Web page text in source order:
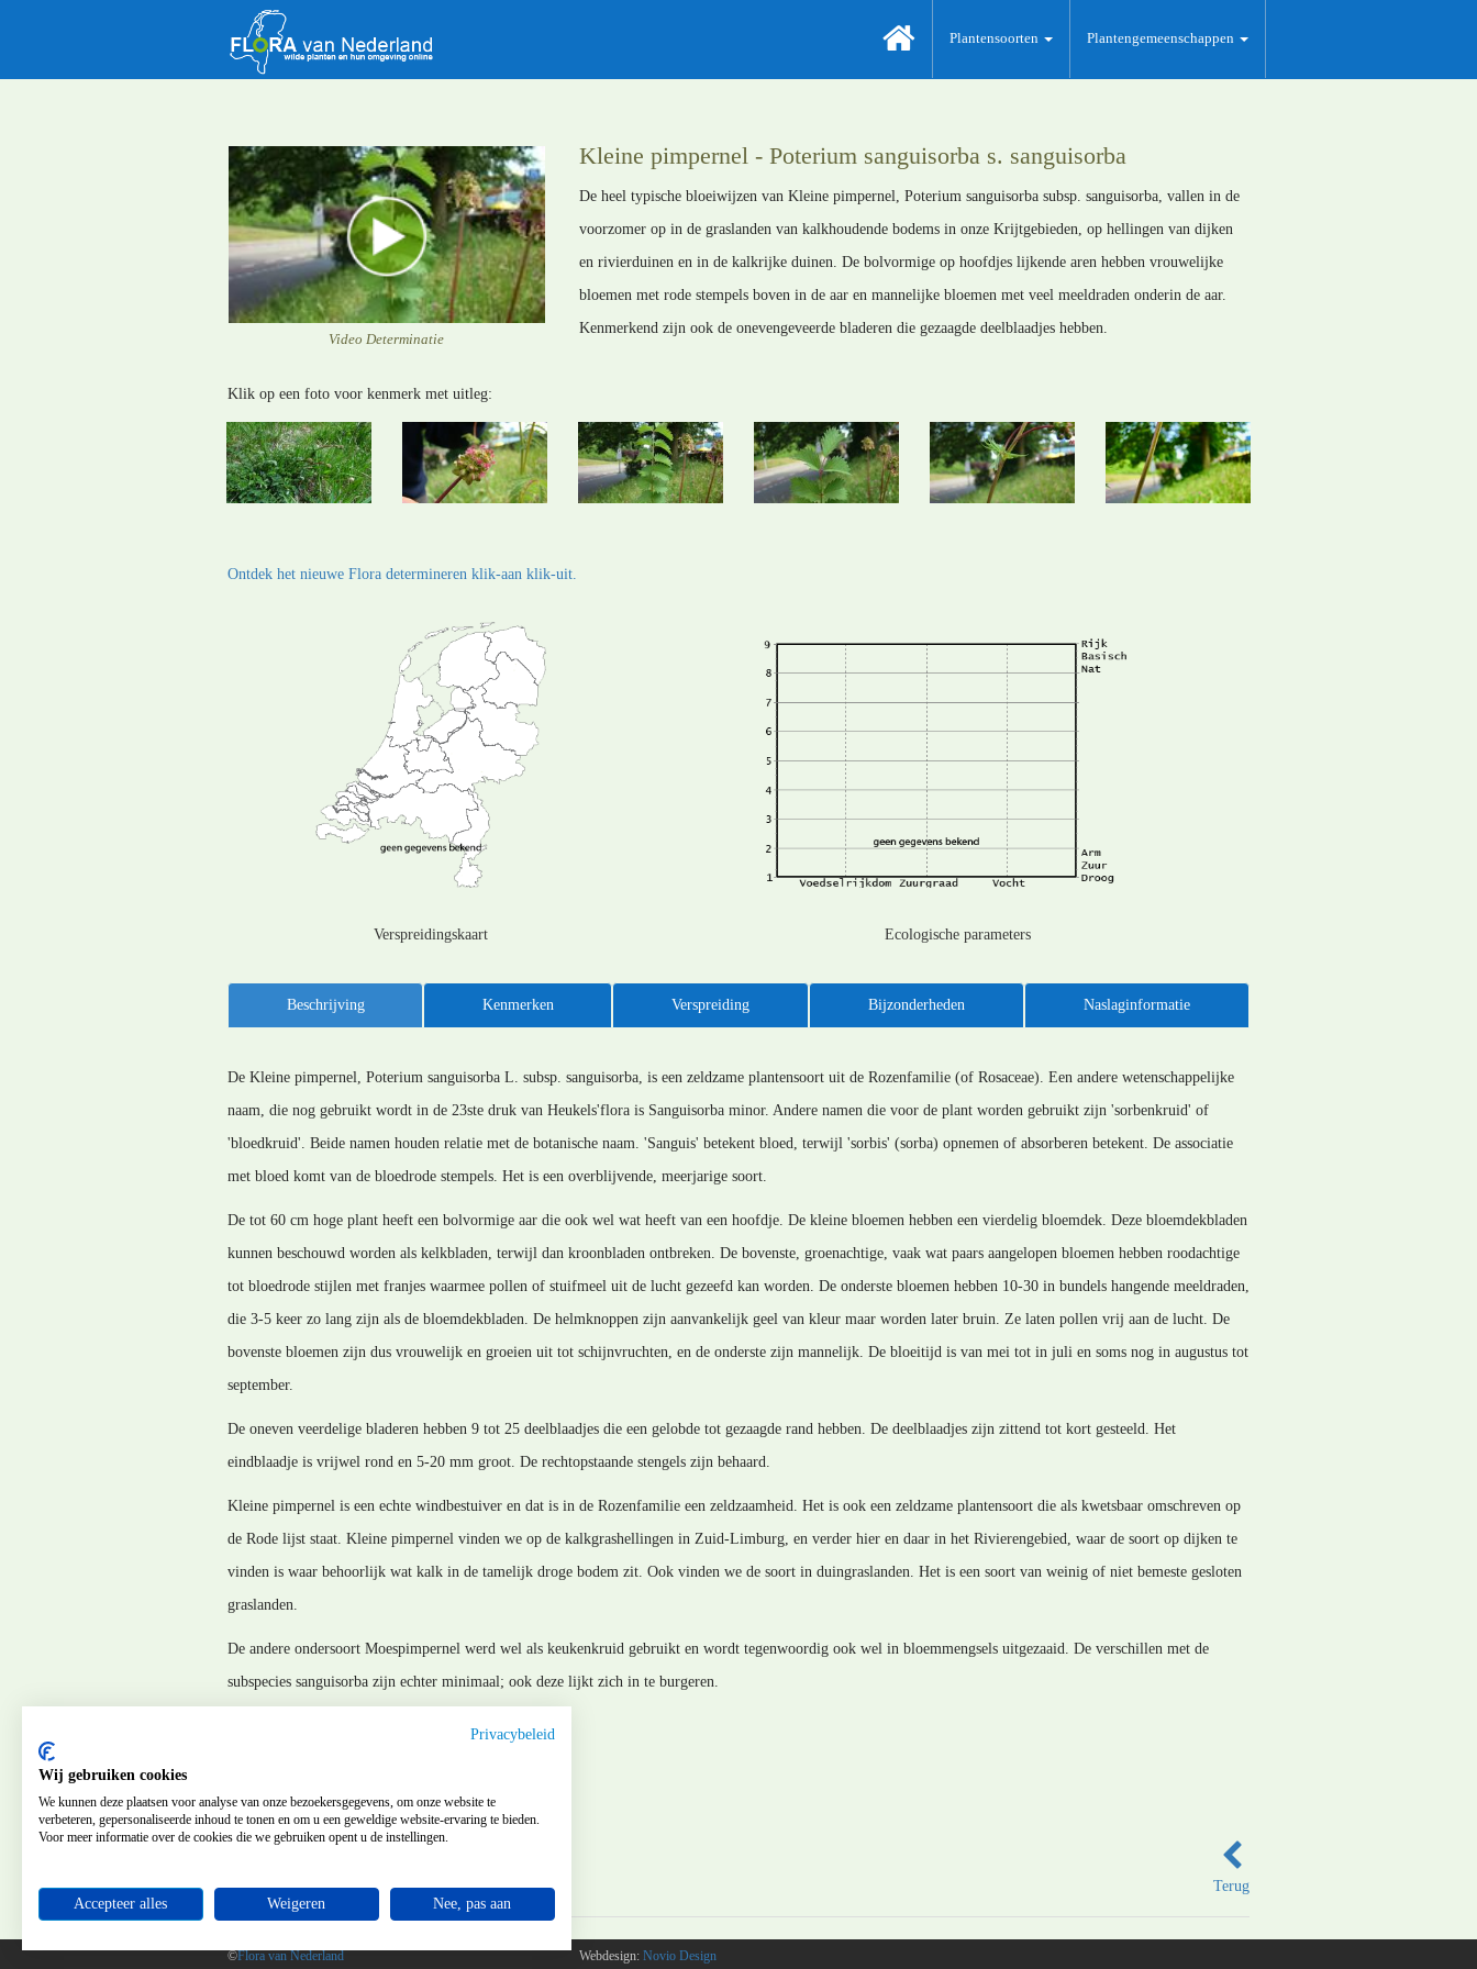
Plantensoorten Plantengemeenschappen
Video Determinatie
Kleine pimpernel - Poterium sanguisorba s. sanguisorba
De heel typische bloeiwijzen van Kleine pimpernel, Poterium sanguisorba subsp. sanguisorba, vallen in de
voorzomer op in de graslanden van kalkhoudende bodems in onze Krijtgebieden, op hellingen van dijken
en rivierduinen en in de kalkrijke duinen. De bolvormige op hoofdjes lijkende aren hebben vrouwelijke
bloemen met rode stempels boven in de aar en mannelijke bloemen met veel meeldraden onderin de aar.
Kenmerkend zijn ook de onevengeveerde bladeren die gezaagde deelblaadjes hebben.
Klik op een foto voor kenmerk met uitleg:
Ontdek het nieuwe Flora determineren klik-aan klik-uit.
Verspreidingskaart Ecologische parameters
Beschrijving Kenmerken Verspreiding Bijzonderheden Naslaginformatie
De Kleine pimpernel, Poterium sanguisorba L. subsp. sanguisorba, is een zeldzame plantensoort uit de Rozenfamilie (of Rosaceae). Een andere wetenschappelijke
naam, die nog gebruikt wordt in de 23ste druk van Heukels'flora is Sanguisorba minor. Andere namen die voor de plant worden gebruikt zijn 'sorbenkruid' of
'bloedkruid'. Beide namen houden relatie met de botanische naam. 'Sanguis' betekent bloed, terwijl 'sorbis' (sorba) opnemen of absorberen betekent. De associatie
met bloed komt van de bloedrode stempels. Het is een overblijvende, meerjarige soort.
De tot 60 cm hoge plant heeft een bolvormige aar die ook wel wat heeft van een hoofdje. De kleine bloemen hebben een vierdelig bloemdek. Deze bloemdekbladen
kunnen beschouwd worden als kelkbladen, terwijl dan kroonbladen ontbreken. De bovenste, groenachtige, vaak wat paars aangelopen bloemen hebben roodachtige
tot bloedrode stijlen met franjes waarmee pollen of stuifmeel uit de lucht gezeefd kan worden. De onderste bloemen hebben 10-30 in bundels hangende meeldraden,
die 3-5 keer zo lang zijn als de bloemdekbladen. De helmknoppen zijn aanvankelijk geel van kleur maar worden later bruin. Ze laten pollen vrij aan de lucht. De
bovenste bloemen zijn dus vrouwelijk en groeien uit tot schijnvruchten, en de onderste zijn mannelijk. De bloeitijd is van mei tot in juli en soms nog in augustus tot
september.
De oneven veerdelige bladeren hebben 9 tot 25 deelblaadjes die een gelobde tot gezaagde rand hebben. De deelblaadjes zijn zittend tot kort gesteeld. Het
eindblaadje is vrijwel rond en 5-20 mm groot. De rechtopstaande stengels zijn behaard.
Kleine pimpernel is een echte windbestuiver en dat is in de Rozenfamilie een zeldzaamheid. Het is ook een zeldzame plantensoort die als kwetsbaar omschreven op
de Rode lijst staat. Kleine pimpernel vinden we op de kalkgrashellingen in Zuid-Limburg, en verder hier en daar in het Rivierengebied, waar de soort op dijken te
vinden is waar behoorlijk wat kalk in de tamelijk droge bodem zit. Ook vinden we de soort in duingraslanden. Het is een soort van weinig of niet bemeste gesloten
graslanden.
De andere ondersoort Moespimpernel werd wel als keukenkruid gebruikt en wordt tegenwoordig ook wel in bloemmengsels uitgezaaid. De verschillen met de
subspecies sanguisorba zijn echter minimaal; ook deze lijkt zich in te burgeren.
Terug
©Flora van Nederland Webdesign: Novio Design
Privacybeleid
Wij gebruiken cookies
We kunnen deze plaatsen voor analyse van onze bezoekersgegevens, om onze website te
verbeteren, gepersonaliseerde inhoud te tonen en om u een geweldige website-ervaring te bieden.
Voor meer informatie over de cookies die we gebruiken opent u de instellingen.
Accepteer alles Weigeren Nee, pas aan